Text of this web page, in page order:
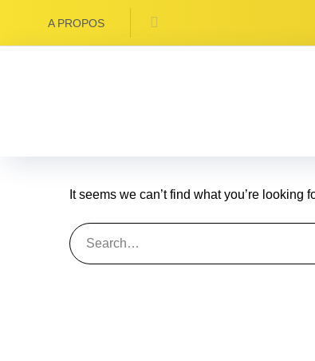
A PROPOS
It seems we can’t find what you’re looking